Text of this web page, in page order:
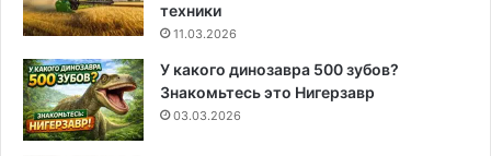
техники
11.03.2026
У какого динозавра 500 зубов?
Знакомьтесь это Нигерзавр
03.03.2026